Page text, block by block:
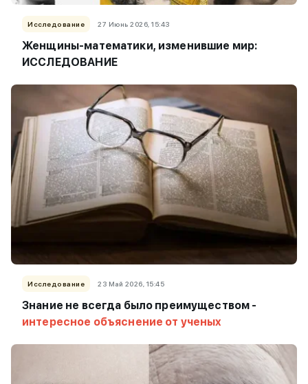
Исследование 27 Июнь 2026, 15:43
Женщины-математики, изменившие мир:
ИССЛЕДОВАНИЕ
Исследование 23 Май 2026, 15:45
Знание не всегда было преимуществом -
интересное объяснение от ученых